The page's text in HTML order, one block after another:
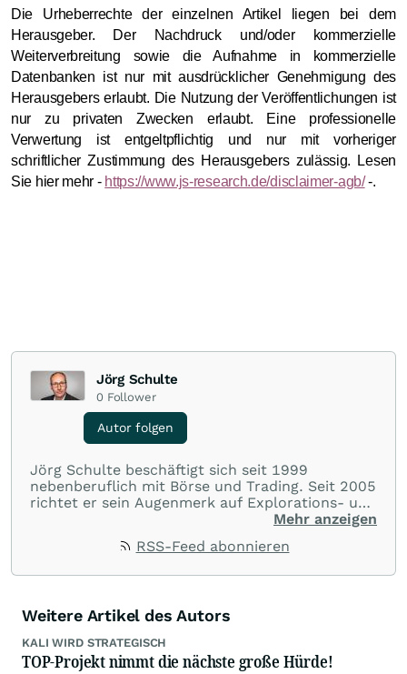
Die Urheberrechte der einzelnen Artikel liegen bei dem
Herausgeber. Der Nachdruck und/oder kommerzielle
Weiterverbreitung sowie die Aufnahme in kommerzielle
Datenbanken ist nur mit ausdrücklicher Genehmigung des
Herausgebers erlaubt. Die Nutzung der Veröffentlichungen ist
nur zu privaten Zwecken erlaubt. Eine professionelle
Verwertung ist entgeltpflichtig und nur mit vorheriger
schriftlicher Zustimmung des Herausgebers zulässig. Lesen
Sie hier mehr - https://www.js-research.de/disclaimer-agb/-.
Jörg Schulte
0 Follower
Autor folgen
Jörg Schulte beschäftigt sich seit 1999
nebenberuflich mit Börse und Trading. Seit 2005
richtet er sein Augenmerk auf Explorations- und
Bergbauunternehmen und analysiert täglich die
Community-Mitglied auf wallstreet:online aktiv.
Mehr anzeigen
RSS-Feed abonnieren
Weitere Artikel des Autors
KALI WIRD STRATEGISCH
TOP-Projekt nimmt die nächste große Hürde!